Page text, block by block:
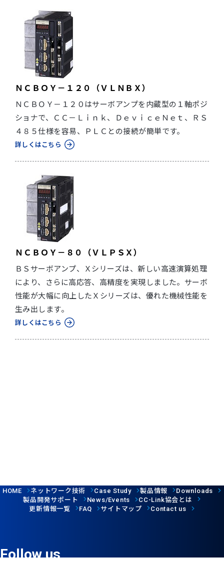
ＮＣＢＯＹ－１２０（ＶＬＮＢＸ）
ＮＣＢＯＹ－１２０はサーボアンプを内蔵型の１軸ポジ
ショナで、ＣＣ－Ｌｉｎｋ、ＤｅｖｉｃｅＮｅｔ、ＲＳ
４８５仕様を容易、ＰＬＣとの接続が簡単です。
詳しくはこちら
ＮＣＢＯＹ－８０（ＶＬＰＳＸ）
ＢＳサーボアンプ、Ｘシリーズは、新しい高速演算処理
により、さらに高応答、高精度を実現しました。サーボ
性能が大幅に向上したＸシリーズは、優れた機械性能を
生み出します。
詳しくはこちら
HOME ネットワーク技術 Case Study 製品情報 Downloads
製品開発サポート News/Events CC-Link協会とは
更新情報一覧
FAQ サイトマップ Contact us
Follow us